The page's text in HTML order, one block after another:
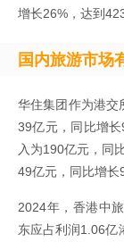
增长26%，达到
国内旅游市场
华住集团作为港交
39亿元，同比增
入为190亿元，同
49亿元，同比增长
2024年，香港中
东应占利润1.06亿